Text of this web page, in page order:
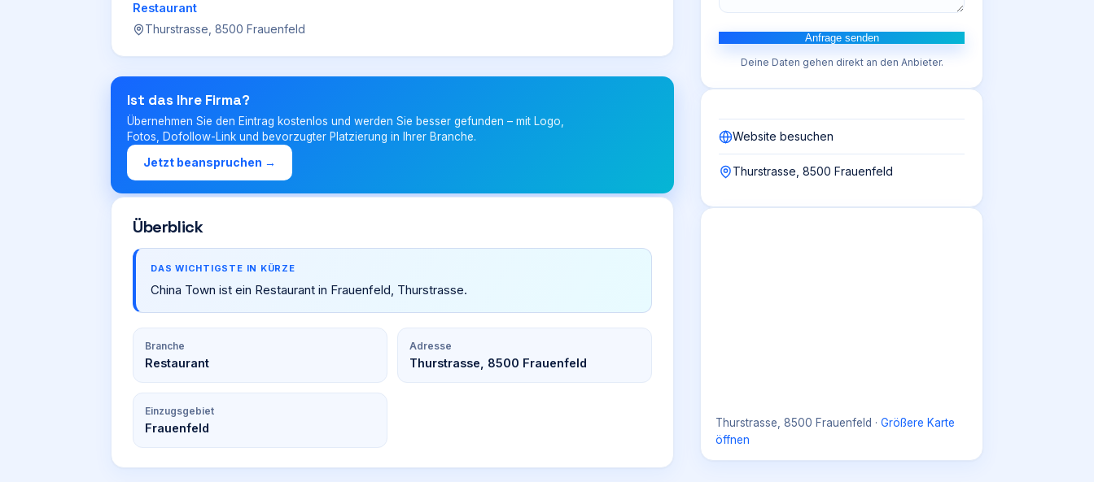
Restaurant
Thurstrasse, 8500 Frauenfeld
Ist das Ihre Firma?
Übernehmen Sie den Eintrag kostenlos und werden Sie besser gefunden – mit Logo,
Fotos, Dofollow-Link und bevorzugter Platzierung in Ihrer Branche.
Jetzt beanspruchen →
Überblick
DAS WICHTIGSTE IN KÜRZE
China Town ist ein Restaurant in Frauenfeld, Thurstrasse.
Branche
Restaurant
Adresse
Thurstrasse, 8500 Frauenfeld
Einzugsgebiet
Frauenfeld
Anfrage senden
Deine Daten gehen direkt an den Anbieter.
Website besuchen
Thurstrasse, 8500 Frauenfeld
Thurstrasse, 8500 Frauenfeld · Größere Karte
öffnen